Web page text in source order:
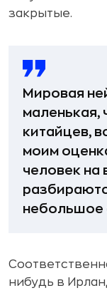
закрытые.
Мировая
маленькая,
китайцев,
моим
человек на
небольшое
нибудь в